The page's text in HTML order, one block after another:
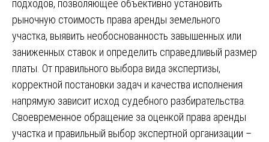
подходов, позволяющее объективно установить
рыночную стоимость права аренды земельного
участка, выявить необоснованность завышенных или
заниженных ставок и определить справедливый размер
платы. От правильного выбора вида экспертизы,
корректной постановки задач и качества исполнения
напрямую зависит исход судебного разбирательства.
Своевременное обращение за оценкой права аренды
участка и правильный выбор экспертной организации –